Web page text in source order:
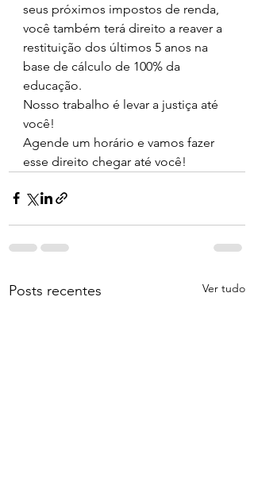
seus próximos impostos de renda,
você também terá direito a reaver a
restituição dos últimos 5 anos na
base de cálculo de 100% da
educação.
Nosso trabalho é levar a justiça até
você!
Agende um horário e vamos fazer
esse direito chegar até você!
Posts recentes Ver tudo